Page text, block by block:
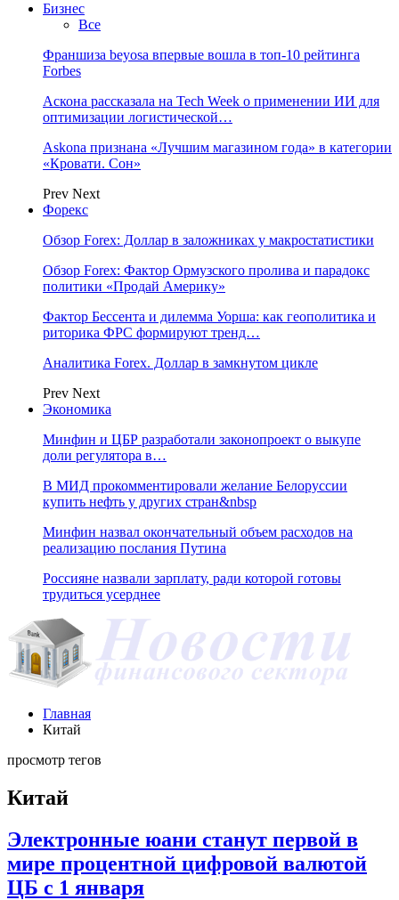
Бизнес
Все
Франшиза beyosa впервые вошла в топ-10 рейтинга
Forbes
Аскона рассказала на Tech Week о применении ИИ для
оптимизации логистической…
Askona признана «Лучшим магазином года» в категории
«Кровати. Сон»
Prev Next
Форекс
Обзор Forex: Доллар в заложниках у макростатистики
Обзор Forex: Фактор Ормузского пролива и парадокс
политики «Продай Америку»
Фактор Бессента и дилемма Уорша: как геополитика и
риторика ФРС формируют тренд…
Аналитика Forex. Доллар в замкнутом цикле
Prev Next
Экономика
Минфин и ЦБР разработали законопроект о выкупе
доли регулятора в…
В МИД прокомментировали желание Белоруссии
купить нефть у других стран&nbsp
Минфин назвал окончательный объем расходов на
реализацию послания Путина
Россияне назвали зарплату, ради которой готовы
трудиться усерднее
Главная
Китай
просмотр тегов
Китай
Электронные юани станут первой в
мире процентной цифровой валютой
ЦБ с 1 января